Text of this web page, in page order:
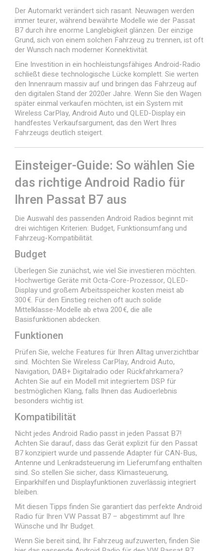
Der Automarkt verändert sich rasant. Neuwagen werden
immer teurer, während bewährte Modelle wie der Passat
B7 durch ihre enorme Langlebigkeit glänzen. Der einzige
Grund, sich von einem solchen Fahrzeug zu trennen, ist oft
der Wunsch nach moderner Konnektivität.
Eine Investition in ein hochleistungsfähiges Android-Radio
schließt diese technologische Lücke komplett. Sie werten
den Innenraum massiv auf und bringen das Fahrzeug auf
den digitalen Stand der 2020er Jahre. Wenn Sie den Wagen
später einmal verkaufen möchten, ist ein System mit
Wireless CarPlay, Android Auto und QLED-Display ein
handfestes Verkaufsargument, das den Wert Ihres
Fahrzeugs deutlich steigert.
Einsteiger-Guide: So wählen Sie
das richtige Android Radio für
Ihren Passat B7 aus
Die Auswahl des passenden Android Radios beginnt mit
drei wichtigen Kriterien: Budget, Funktionsumfang und
Fahrzeug-Kompatibilität.
Budget
Überlegen Sie zunächst, wie viel Sie investieren möchten.
Hochwertige Geräte mit Octa-Core-Prozessor, QLED-
Display und großem Arbeitsspeicher kosten meist ab
300 €. Für den Einstieg reichen oft auch solide
Mittelklasse-Modelle ab etwa 200 €, die alle
Basisfunktionen abdecken.
Funktionen
Prüfen Sie, welche Features für Ihren Alltag unverzichtbar
sind. Möchten Sie Wireless CarPlay, Android Auto,
Navigation, DAB+ Digitalradio oder Rückfahrkamera?
Achten Sie auf ein Modell mit integriertem DSP für
bestmöglichen Klang, falls Ihnen das Audioerlebnis
besonders wichtig ist.
Kompatibilität
Nicht jedes Android Radio passt in jeden Passat B7!
Achten Sie darauf, dass das Gerät explizit für den Passat
B7 konzipiert wurde und passende Adapter für CAN-Bus,
Antenne und Lenkradsteuerung im Lieferumfang enthalten
sind. So stellen Sie sicher, dass Klimasteuerung,
Einparkhilfen und Displayfunktionen zuverlässig integriert
bleiben.
Mit diesen Tipps finden Sie garantiert das perfekte Android
Radio für Ihren VW Passat B7 – abgestimmt auf Ihre
Wünsche und Ihr Budget.
Wenn Sie bereit sind, Ihr Fahrzeug aufzuwerten, finden Sie